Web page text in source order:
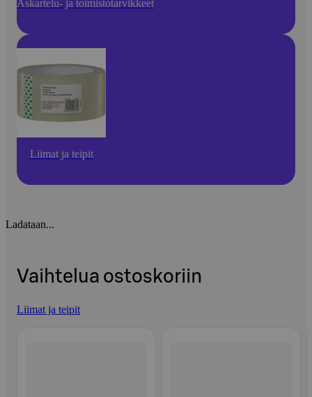
Askartelu- ja toimistotarvikkeet
Liimat ja teipit
Ladataan...
Vaihtelua ostoskoriin
Liimat ja teipit